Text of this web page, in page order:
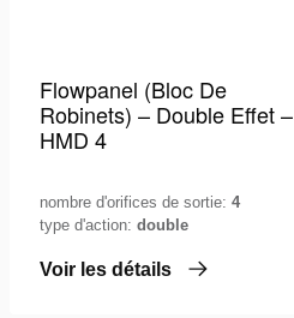
Flowpanel (Bloc De
Robinets) – Double Effet –
HMD 4
nombre d'orifices de sortie: 4
type d'action: double
Voir les détails